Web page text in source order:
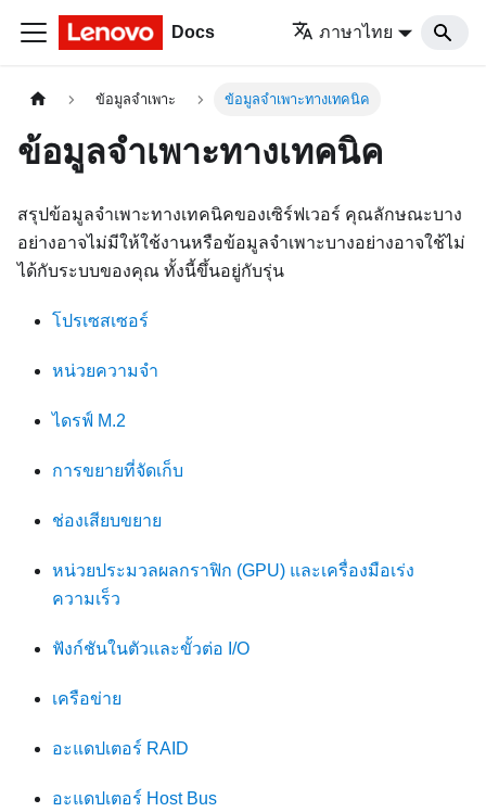
Docs ภาษาไทย
ข้อมูลจำเพาะ ข้อมูลจำเพาะทางเทคนิค
ข้อมูลจำเพาะทางเทคนิค
สรุปข้อมูลจำเพาะทางเทคนิคของเซิร์ฟเวอร์ คุณลักษณะบาง
อย่างอาจไม่มีให้ใช้งานหรือข้อมูลจำเพาะบางอย่างอาจใช้ไม่
ได้กับระบบของคุณ ทั้งนี้ขึ้นอยู่กับรุ่น
โปรเซสเซอร์
หน่วยความจำ
ไดรฟ์ M.2
การขยายที่จัดเก็บ
ช่องเสียบขยาย
หน่วยประมวลผลกราฟิก (GPU) และเครื่องมือเร่ง
ความเร็ว
ฟังก์ชันในตัวและขั้วต่อ I/O
เครือข่าย
อะแดปเตอร์ RAID
อะแดปเตอร์ Host Bus